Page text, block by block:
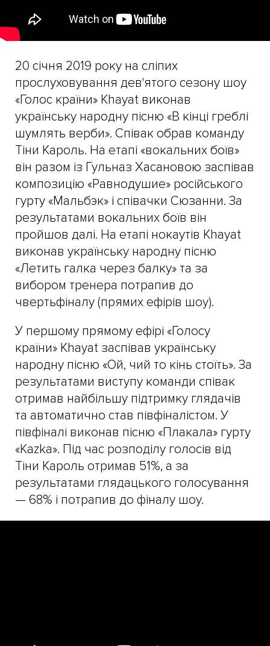
20 січня 2019 року на сліпих
прослуховування дев'ятого сезону шоу
«Голос країни» Khayat виконав
українську народну пісню «В кінці греблі
шумлять верби». Співак обрав команду
Тіни Кароль. На етапі «вокальних боїв»
він разом із Гульназ Хасановою заспівав
композицію «Равнодушие» російського
гурту «Мальбэк» і співачки Сюзанни. За
результатами вокальних боїв він
пройшов далі. На етапі нокаутів Khayat
виконав українську народну пісню
«Летить галка через балку» та за
вибором тренера потрапив до
чвертьфіналу (прямих ефірів шоу).
У першому прямому ефірі «Голосу
країни» Khayat заспівав українську
народну пісню «Ой, чий то кінь стоїть». За
результатами виступу команди співак
отримав найбільшу підтримку глядачів
та автоматично став півфіналістом. У
півфіналі виконав пісню «Плакала» гурту
«Kazka». Під час розподілу голосів від
Тіни Кароль отримав 51%, а за
результатами глядацького голосування
— 68% і потрапив до фіналу шоу.